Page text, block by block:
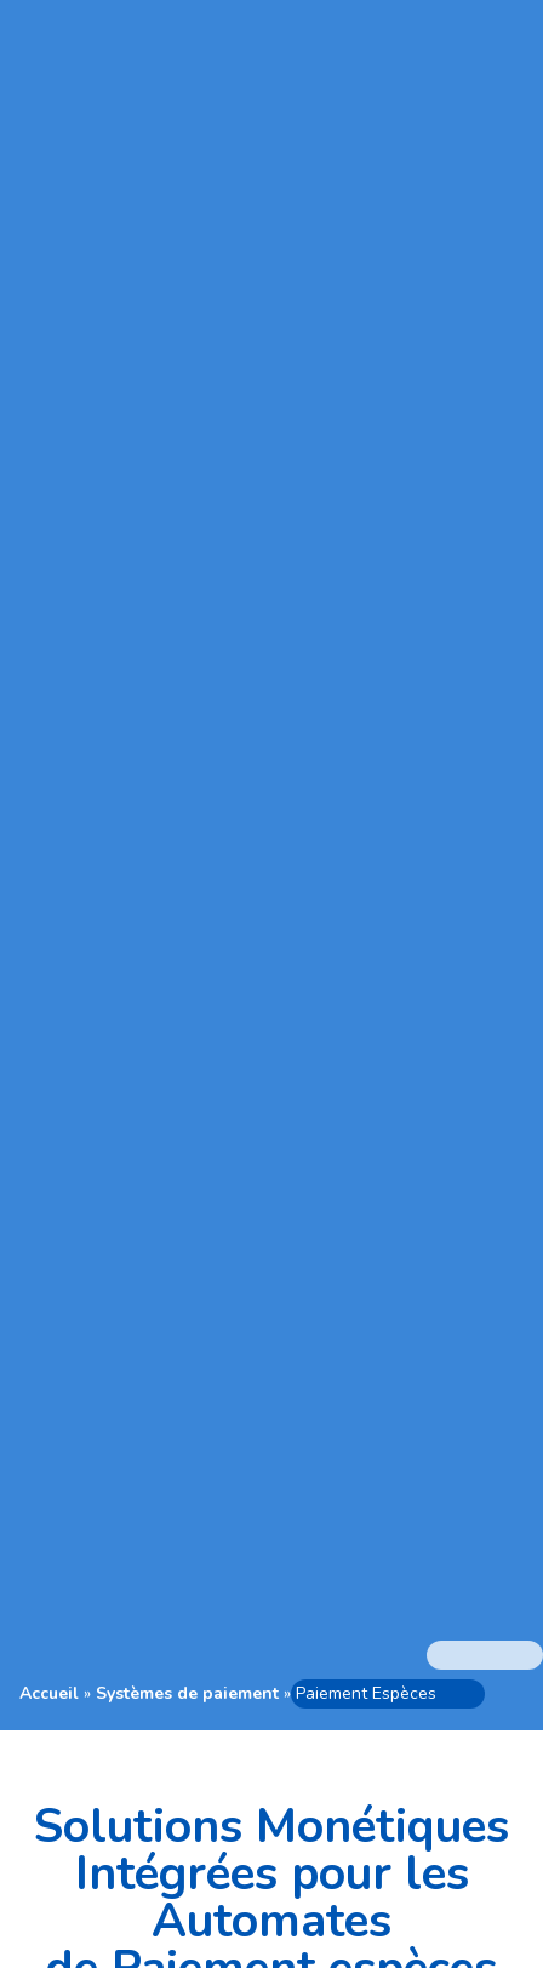
Accueil » Systèmes de paiement »Paiement Espèces
Solutions Monétiques
Intégrées pour les
Automates